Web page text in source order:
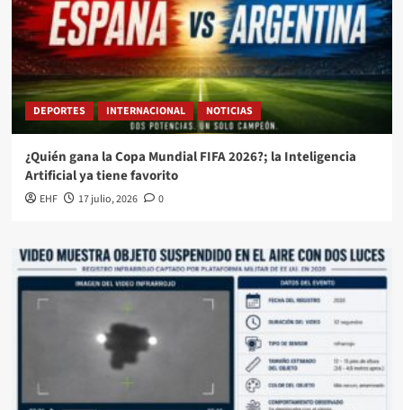
DEPORTES INTERNACIONAL NOTICIAS
¿Quién gana la Copa Mundial FIFA 2026?; la Inteligencia
Artificial ya tiene favorito
EHF 17 julio, 2026 0